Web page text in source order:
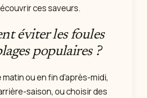
ces saveurs.
éviter les foules
populaires ?
ou en fin d’après-midi,
saison, ou choisir des